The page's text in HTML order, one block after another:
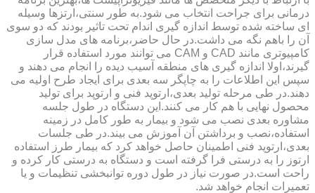
درمانی برای جراحت انتخاب می شود.به طور سنتی،ارتزها وسیله
ای ساخته شده توسط اندازه گیری اندام تحت تاثیر بودند که دو سوی
آن را باهم نگه می داشت.در حال حاضر،برنامه های مدل سازی
کامپیوتری مانند CAD و CAM می توانند مورد استفاده قرار
گیرند،اولا اندازه گیری های منطقه آسیب دیده را انجام می دهند و
سپس این اطلاعات را به چاپگر سه بعدی برای ایجاد طرح اولیه می
دهند.در طی مرحله تولید بعدی،ارتوپد فنی و ارتوپد برای تولید
محصول نهایی با هم کار می کنند.این دستگاه در طول جلسه
مشاوره بعدی نصب می شود و بیمار به طور کامل در زمینه
استفاده،نصب و برداشتن آن آموزش می بیند.در طی جلسات
بعدی،ارتوپد فنی اطمینان حاصل خواهد کرد که بیمار طرز استفاده
ارتوز را به درستی فرا گرفته است و دستگاه به درستی کار کرده و
راحت است.در صورت نیاز در طول دوره توانبخشی تنظیمات و یا
تعمیرات انجام خواهد شد.